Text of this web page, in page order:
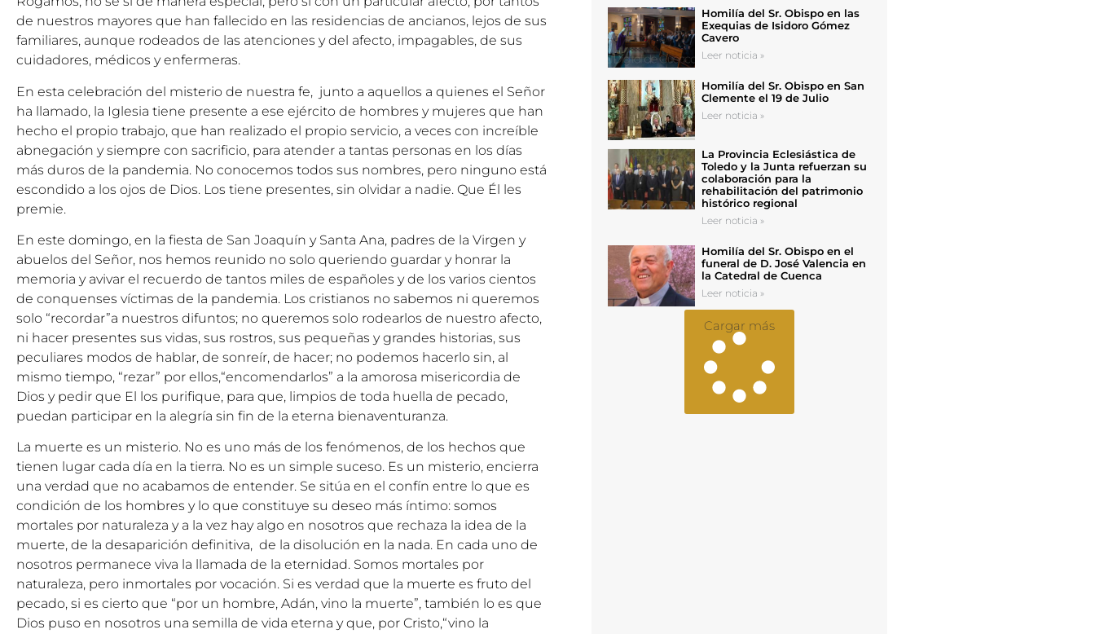
de nuestros mayores que han fallecido en las residencias de ancianos, lejos de sus
familiares, aunque rodeados de las atenciones y del afecto, impagables, de sus
cuidadores, médicos y enfermeras.
En esta celebración del misterio de nuestra fe, junto a aquellos a quienes el Señor
ha llamado, la Iglesia tiene presente a ese ejército de hombres y mujeres que han
hecho el propio trabajo, que han realizado el propio servicio, a veces con increíble
abnegación y siempre con sacrificio, para atender a tantas personas en los días
más duros de la pandemia. No conocemos todos sus nombres, pero ninguno está
escondido a los ojos de Dios. Los tiene presentes, sin olvidar a nadie. Que Él les
premie.
En este domingo, en la fiesta de San Joaquín y Santa Ana, padres de la Virgen y
abuelos del Señor, nos hemos reunido no solo queriendo guardar y honrar la
memoria y avivar el recuerdo de tantos miles de españoles y de los varios cientos
de conquenses víctimas de la pandemia. Los cristianos no sabemos ni queremos
solo “recordar”a nuestros difuntos; no queremos solo rodearlos de nuestro afecto,
ni hacer presentes sus vidas, sus rostros, sus pequeñas y grandes historias, sus
peculiares modos de hablar, de sonreír, de hacer; no podemos hacerlo sin, al
mismo tiempo, “rezar” por ellos,“encomendarlos” a la amorosa misericordia de
Dios y pedir que El los purifique, para que, limpios de toda huella de pecado,
puedan participar en la alegría sin fin de la eterna bienaventuranza.
La muerte es un misterio. No es uno más de los fenómenos, de los hechos que
tienen lugar cada día en la tierra. No es un simple suceso. Es un misterio, encierra
una verdad que no acabamos de entender. Se sitúa en el confín entre lo que es
condición de los hombres y lo que constituye su deseo más íntimo: somos
mortales por naturaleza y a la vez hay algo en nosotros que rechaza la idea de la
muerte, de la desaparición definitiva, de la disolución en la nada. En cada uno de
nosotros permanece viva la llamada de la eternidad. Somos mortales por
naturaleza, pero inmortales por vocación. Si es verdad que la muerte es fruto del
pecado, si es cierto que “por un hombre, Adán, vino la muerte”, también lo es que
Dios puso en nosotros una semilla de vida eterna y que, por Cristo,“vino la
Homilía del Sr. Obispo en las
Exequias de Isidoro Gómez
Cavero
Leer noticia »
Homilía del Sr. Obispo en San
Clemente el 19 de Julio
Leer noticia »
La Provincia Eclesiástica de
Toledo y la Junta refuerzan su
colaboración para la
rehabilitación del patrimonio
histórico regional
Leer noticia »
Homilía del Sr. Obispo en el
funeral de D. José Valencia en
la Catedral de Cuenca
Leer noticia »
Cargar más